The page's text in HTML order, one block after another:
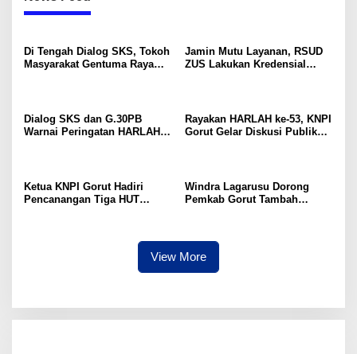
Di Tengah Dialog SKS, Tokoh
Masyarakat Gentuma Raya
Jamin Mutu Layanan, RSUD
ZUS Lakukan Kredensial
Dialog SKS dan G.30PB
Warnai Peringatan HARLAH
Rayakan HARLAH ke-53, KNPI
Gorut Gelar Diskusi Publik
Ketua KNPI Gorut Hadiri
Pencanangan Tiga HUT
Windra Lagarusu Dorong
Pemkab Gorut Tambah
View More